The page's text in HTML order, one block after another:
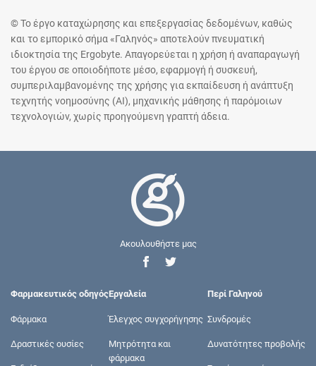
© Το έργο καταχώρησης και επεξεργασίας δεδομένων, καθώς
και το εμπορικό σήμα «Γαληνός» αποτελούν πνευματική
ιδιοκτησία της Ergobyte. Απαγορεύεται η χρήση ή αναπαραγωγή
του έργου σε οποιοδήποτε μέσο, εφαρμογή ή συσκευή,
συμπεριλαμβανομένης της χρήσης για εκπαίδευση ή ανάπτυξη
τεχνητής νοημοσύνης (AI), μηχανικής μάθησης ή παρόμοιων
τεχνολογιών, χωρίς προηγούμενη γραπτή άδεια.
Ακουλουθήστε μας
Φαρμακευτικός οδηγός
Φάρμακα
Δραστικές ουσίες
Εργαλεία
Έλεγχος συγχορήγησης
Μητρότητα και
φάρμακα
Περί Γαληνού
Συνδρομές
Δυνατότητες προβολής